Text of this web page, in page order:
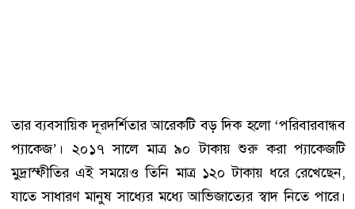
তার ব্যবসায়িক দূরদর্শিতার আরেকটি বড় দিক হলো ‘পরিবারবান্ধব
প্যাকেজ’। ২০১৭ সালে মাত্র ৯০ টাকায় শুরু করা প্যাকেজটি
মুদ্রাস্ফীতির এই সময়েও তিনি মাত্র ১২০ টাকায় ধরে রেখেছেন,
যাতে সাধারণ মানুষ সাধ্যের মধ্যে আভিজাত্যের স্বাদ নিতে পারে।